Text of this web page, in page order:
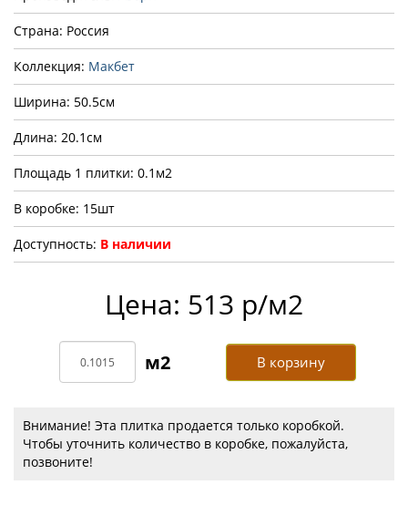
Страна: Россия
Коллекция: Макбет
Ширина: 50.5см
Длина: 20.1см
Площадь 1 плитки: 0.1м2
В коробке: 15шт
Доступность: В наличии
Цена: 513 р/м2
В корзину
Внимание! Эта плитка продается только коробкой.
Чтобы уточнить количество в коробке, пожалуйста,
позвоните!